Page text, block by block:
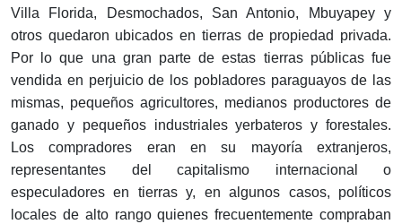
Villa Florida, Desmochados, San Antonio, Mbuyapey y
otros quedaron ubicados en tierras de propiedad privada.
Por lo que una gran parte de estas tierras públicas fue
vendida en perjuicio de los pobladores paraguayos de las
mismas, pequeños agricultores, medianos productores de
ganado y pequeños industriales yerbateros y forestales.
Los compradores eran en su mayoría extranjeros,
representantes del capitalismo internacional o
especuladores en tierras y, en algunos casos, políticos
locales de alto rango quienes frecuentemente compraban